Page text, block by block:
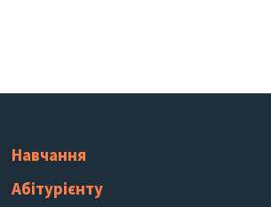
Навчання
Абітурієнту